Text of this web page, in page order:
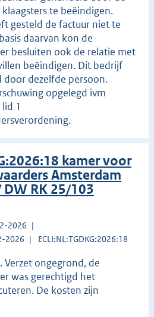
te beëindigen.
gesteld de factuur niet te
daarvan kon de
besluiten ook de relatie met
beëindigen. Dit bedrijf
door dezelfde persoon.
opgelegd ivm
1
kamer voor
Amsterdam
RK 25/103
2026
2026
ECLI:NL:TGDKG:2026:18
Verzet ongegrond, de
was gerechtigd het
De kosten zijn